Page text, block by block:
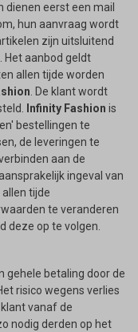
dienen eerst een mail
, hun aanvraag wordt
zijn uitsluitend
Het aanbod geldt
allen tijde worden
. De klant wordt
Infinity Fashion is
bestellingen te
de leveringen te
aan de
ingeval van
tijde
te veranderen
deze op te volgen.
gehele betaling door de
Het risico wegens verlies
vanaf de
nodig derden op het